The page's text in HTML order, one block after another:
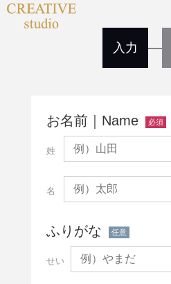
入力
お名前｜Name 必須
ふりがな 任意